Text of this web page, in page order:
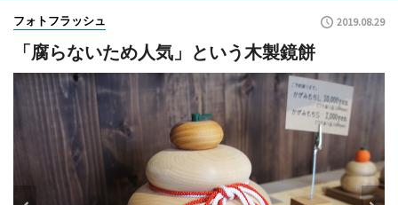
フォトフラッシュ 2019.08.29
「腐らないため人気」という木製鏡餅